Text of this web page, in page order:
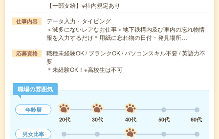
【一部支給】※社内規定あり
仕事内容
データ入力・タイピング
＜滅多にないレアなお仕事＞地下鉄構内及び車内の忘れ物情
報を入力するだけ＊用紙に忘れ物の日付・発見場所…
応募資格
職種未経験OK / ブランクOK / パソコンスキル不要 / 英語力不
要
＊未経験OK！※高校生は不可
職場の雰囲気
年齢層
20代
30代 40代 50代
60代
男女比率